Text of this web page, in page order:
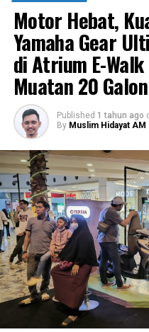
Motor Hebat,
Yamaha Gear
di Atrium E-
Muatan 20
Published 1 tahun ago
By Muslim Hidayat AM